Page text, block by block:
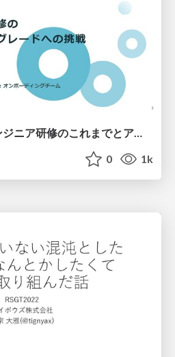
サイボウズの新卒エンジニア研修のこれまでとアップグレードへの挑戦 / The-Journey-and-Challenges-of-Upgrading-Cybozu-New-Graduate-Engineer-Training
0 1k